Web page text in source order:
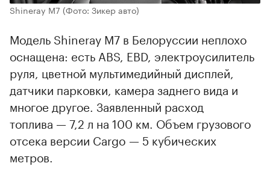
Shineray M7 (Фото: Зикер авто)
Модель Shineray M7 в Белоруссии неплохо
оснащена: есть ABS, EBD, электроусилитель
руля, цветной мультимедийный дисплей,
датчики парковки, камера заднего вида и
многое другое. Заявленный расход
топлива — 7,2 л на 100 км. Объем грузового
отсека версии Cargo — 5 кубических
метров.